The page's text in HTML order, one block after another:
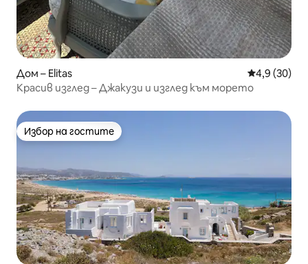
Дом – Elitas Средна
4,9 (30)
Красив изглед – Джакузи и изглед към морето
Избор на гостите
Избор на гостите